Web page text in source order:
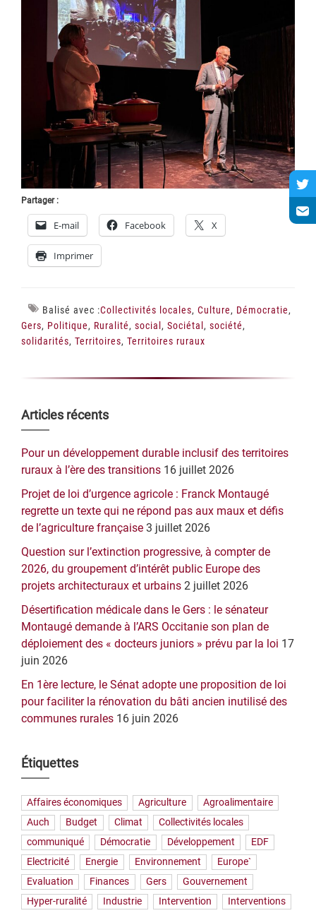
Partager :
E-mail Facebook X
Imprimer
Balisé avec :Collectivités locales, Culture, Démocratie,
Gers, Politique, Ruralité, social , Sociétal , société,
solidarités, Territoires, Territoires ruraux
Barre
latérale
principale
Articles récents
Pour un développement durable inclusif des territoires
ruraux à l’ère des transitions 16 juillet 2026
Projet de loi d’urgence agricole : Franck Montaugé
regrette un texte qui ne répond pas aux maux et défis
de l’agriculture française 3 juillet 2026
Question sur l’extinction progressive, à compter de
2026, du groupement d’intérêt public Europe des
projets architecturaux et urbains 2 juillet 2026
Désertification médicale dans le Gers : le sénateur
Montaugé demande à l’ARS Occitanie son plan de
déploiement des « docteurs juniors » prévu par la loi 17
juin 2026
En 1ère lecture, le Sénat adopte une proposition de loi
pour faciliter la rénovation du bâti ancien inutilisé des
communes rurales 16 juin 2026
Étiquettes
Affaires économiques Agriculture
Agroalimentaire
Auch
Budget Climat
Collectivités locales
communiqué
Démocratie Développement
EDF
Electricité
Energie Environnement
Europe`
Evaluation
Finances Gers
Gouvernement
Hyper-ruralité
Industrie Intervention
Interventions